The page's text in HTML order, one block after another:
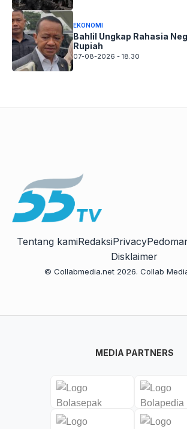
EKONOMI
Bahlil Ungkap Rahasia
Rupiah
07-08-2026 - 18.30
Tentang kamiRedaksiPrivacy
Disklaimer
© Collabmedia.net 2026. Collab
MEDIA PARTNERS